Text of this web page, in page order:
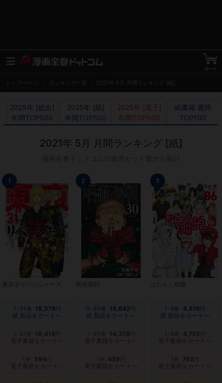
トップページ ランキング一覧 2021年 5月 月間ランキング [紙]
2025年 [総合]
年間TOP500
2025年 [紙]
年間TOP500
2025年 [電子]
年間TOP500
紙書籍 週間
TOP100
2021年 5月 月間ランキング [紙]
1
東京卍リベンジャーズ
1-31 巻 18,579 円
紙 新品をカートへ
1-31 18,414
電子書籍をカートへ
1 594
電子書籍をカートへ
2
呪術廻戦
0-30巻 15,642 円
紙 新品をカートへ
1-30 14,379
電子書籍をカートへ
1 459
電子書籍をカートへ
3
はたらく細胞
1-6巻 4,510 円
紙 新品をカートへ
1-6 4,752
電子書籍をカートへ
1 792
電子書籍をカートへ